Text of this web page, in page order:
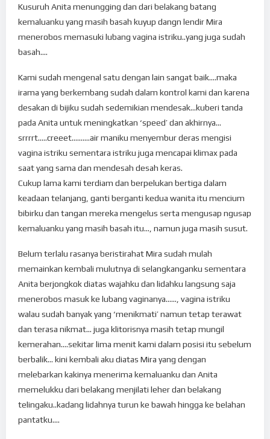
Kusuruh Anita menungging dan dari belakang batang
kemaluanku yang masih basah kuyup dangn lendir Mira
menerobos memasuki lubang vagina istriku..yang juga sudah
basah….
Kami sudah mengenal satu dengan lain sangat baik….maka
irama yang berkembang sudah dalam kontrol kami dan karena
desakan di bijiku sudah sedemikian mendesak…kuberi tanda
pada Anita untuk meningkatkan ‘speed’ dan akhirnya…
srrrrt…..creeet……….air maniku menyembur deras mengisi
vagina istriku sementara istriku juga mencapai klimax pada
saat yang sama dan mendesah desah keras.
Cukup lama kami terdiam dan berpelukan bertiga dalam
keadaan telanjang, ganti berganti kedua wanita itu mencium
bibirku dan tangan mereka mengelus serta mengusap ngusap
kemaluanku yang masih basah itu…, namun juga masih susut.
Belum terlalu rasanya beristirahat Mira sudah mulah
memainkan kembali mulutnya di selangkanganku sementara
Anita berjongkok diatas wajahku dan lidahku langsung saja
menerobos masuk ke lubang vaginanya……, vagina istriku
walau sudah banyak yang ‘menikmati’ namun tetap terawat
dan terasa nikmat… juga klitorisnya masih tetap mungil
kemerahan….sekitar lima menit kami dalam posisi itu sebelum
berbalik… kini kembali aku diatas Mira yang dengan
melebarkan kakinya menerima kemaluanku dan Anita
memelukku dari belakang menjilati leher dan belakang
telingaku..kadang lidahnya turun ke bawah hingga ke belahan
pantatku….